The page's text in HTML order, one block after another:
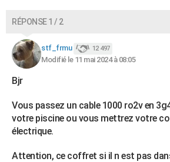
RÉPONSE 1 / 2
stf_frmu 12 497
Modifié le 11 mai 2024 à 08:05
Bjr
Vous passez un cable 1000 ro2v en
votre piscine ou vous mettrez votre
électrique.
Attention, ce coffret si il n est pas